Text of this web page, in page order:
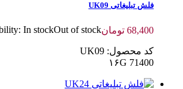
فلش تبلیغاتی UK09
68,400 تومان In stockOut of stock
کد محصول: UK09
۱۶G 71400